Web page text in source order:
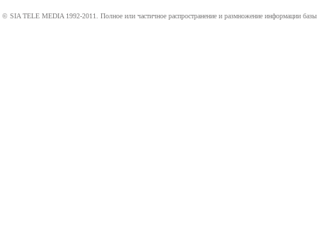
© SIA TELE MEDIA 1992-2011. Полное или частичное распространение и размножение информации